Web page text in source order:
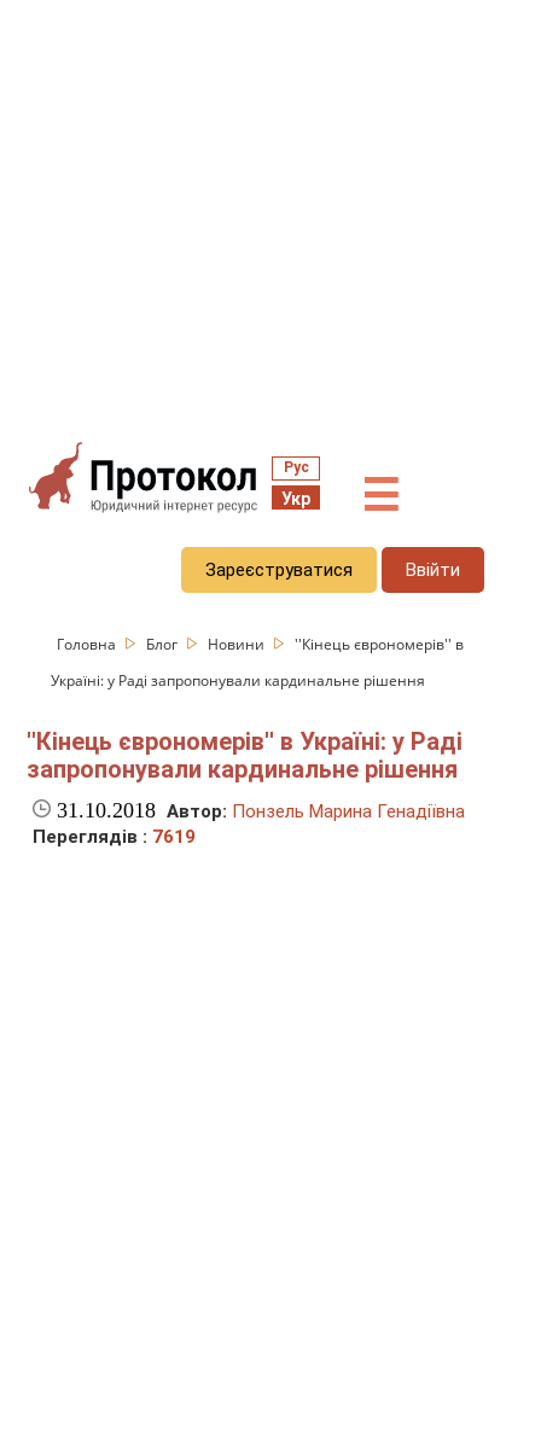
Рус
Укр ☰
Зареєструватися Ввійти
Головна Блог Новини
''Кінець єврономерів'' в
Україні: у Раді запропонували кардинальне рішення
''Кінець єврономерів'' в Україні: у Раді
запропонували кардинальне рішення
31.10.2018 Автор: Понзель Марина Генадіївна
Переглядів : 7619